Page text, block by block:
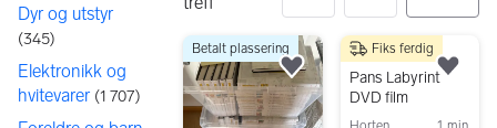
Dyr og utstyr
(345)
Elektronikk og
hvitevarer (1 707)
25796 resultater
Betalt plassering
Legg til som favoritt.
200 kr
Pans Labyrint
DVD film
Fiks ferdig